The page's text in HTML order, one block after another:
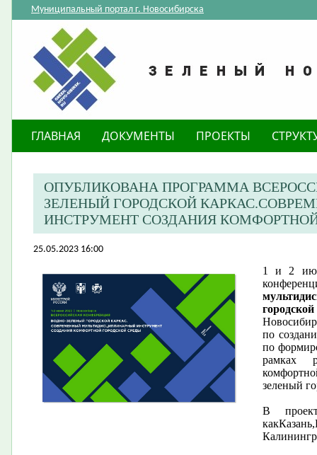
Муниципальный портал г. Новосибирска
ГЛАВНАЯ ДОКУМЕНТЫ ПРОЕКТЫ
ОПУБЛИКОВАНА ПРОГРАММА
ЗЕЛЕНЫЙ ГОРОДСКОЙ
ИНСТРУМЕНТ CОЗДАНИЯ
25.05.2023 16:00
1 и 2
по
по
рамках
зеленый
В